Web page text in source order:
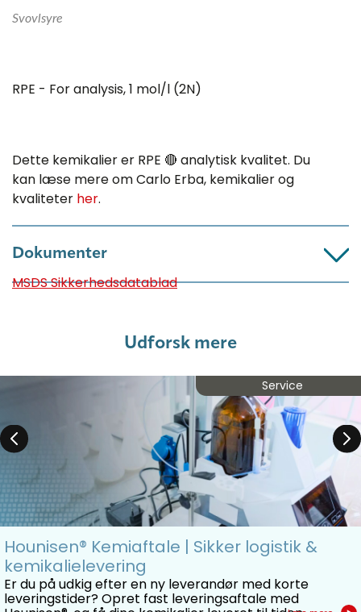
Svovlsyre
RPE - For analysis, 1 mol/l (2N)
Dette kemikalier er RPE 🔴 analytisk kvalitet. Du
kan læse mere om Carlo Erba, kemikalier og
kvaliteter her.
Dokumenter
MSDS Sikkerhedsdatablad
Udforsk mere
Service
Hounisen® Kemiaftale | Sikker logistik &
kemikalielevering
Er du på udkig efter en ny leverandør med korte
leveringstider? Opret fast leveringsaftale med